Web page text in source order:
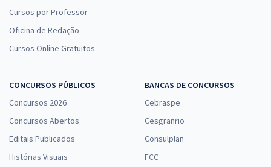
Cursos por Professor
Oficina de Redação
Cursos Online Gratuitos
CONCURSOS PÚBLICOS
Concursos 2026
Concursos Abertos
Editais Publicados
Histórias Visuais
BANCAS DE CONCURSOS
Cebraspe
Cesgranrio
Consulplan
FCC